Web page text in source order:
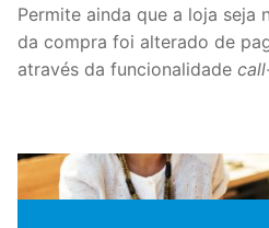
Permite ainda que a loja seja
da compra foi alterado de
através da funcionalidade